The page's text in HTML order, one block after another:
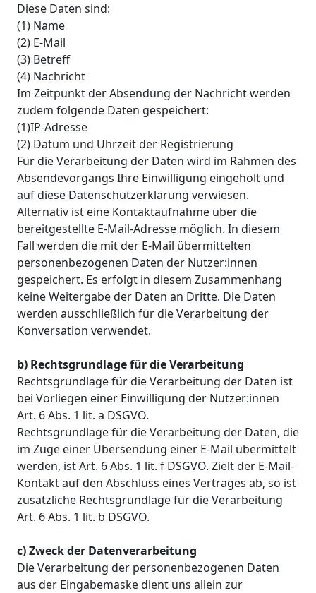
Diese Daten sind:
(1) Name
(2) E-Mail
(3) Betreff
(4) Nachricht
Im Zeitpunkt der Absendung der Nachricht werden
zudem folgende Daten gespeichert:
(1)IP-Adresse
(2) Datum und Uhrzeit der Registrierung
Für die Verarbeitung der Daten wird im Rahmen des
Absendevorgangs Ihre Einwilligung eingeholt und
auf diese Datenschutzerklärung verwiesen.
Alternativ ist eine Kontaktaufnahme über die
bereitgestellte E-Mail-Adresse möglich. In diesem
Fall werden die mit der E-Mail übermittelten
personenbezogenen Daten der Nutzer:innen
gespeichert. Es erfolgt in diesem Zusammenhang
keine Weitergabe der Daten an Dritte. Die Daten
werden ausschließlich für die Verarbeitung der
Konversation verwendet.
b) Rechtsgrundlage für die Verarbeitung
Rechtsgrundlage für die Verarbeitung der Daten ist
bei Vorliegen einer Einwilligung der Nutzer:innen
Art. 6 Abs. 1 lit. a DSGVO.
Rechtsgrundlage für die Verarbeitung der Daten, die
im Zuge einer Übersendung einer E-Mail übermittelt
werden, ist Art. 6 Abs. 1 lit. f DSGVO. Zielt der E-Mail-
Kontakt auf den Abschluss eines Vertrages ab, so ist
zusätzliche Rechtsgrundlage für die Verarbeitung
Art. 6 Abs. 1 lit. b DSGVO.
c) Zweck der Datenverarbeitung
Die Verarbeitung der personenbezogenen Daten
aus der Eingabemaske dient uns allein zur